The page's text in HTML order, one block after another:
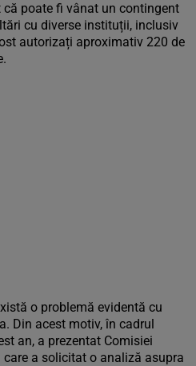
poate fi vânat un contingent
cu diverse instituții, inclusiv
autorizați aproximativ 220 de
o problemă evidentă cu
Din acest motiv, în cadrul
an, a prezentat Comisiei
a solicitat o analiză asupra